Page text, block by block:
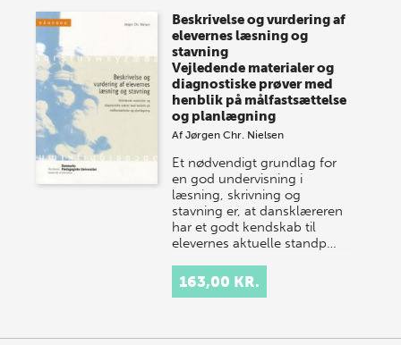
onsdag den 10. j…
Beskrivelse og vurdering af
elevernes læsning og
stavning
Vejledende materialer og
diagnostiske prøver med
henblik på målfastsættelse
og planlægning
AfJørgen Chr. Nielsen
Et nødvendigt grundlag for
en god undervisning i
læsning, skrivning og
stavning er, at dansklæreren
har et godt kendskab til
elevernes aktuelle standp…
163,00 KR.